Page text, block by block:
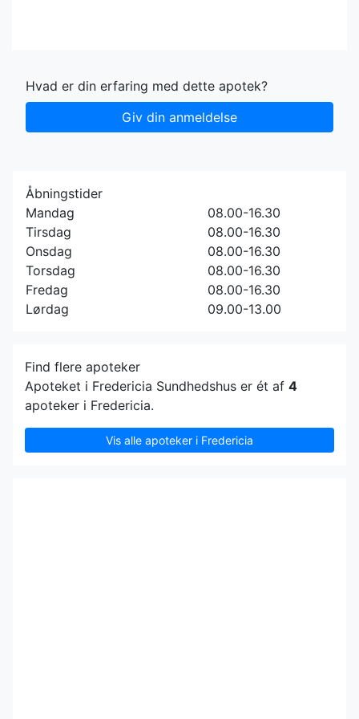
Hvad er din erfaring med dette apotek?
Giv din anmeldelse
Åbningstider
Mandag
08.00-16.30
Tirsdag
08.00-16.30
Onsdag
08.00-16.30
Torsdag
08.00-16.30
Fredag
08.00-16.30
Lørdag
09.00-13.00
Find flere apoteker
Apoteket i Fredericia Sundhedshus er ét af 4
apoteker i Fredericia.
Vis alle apoteker i Fredericia